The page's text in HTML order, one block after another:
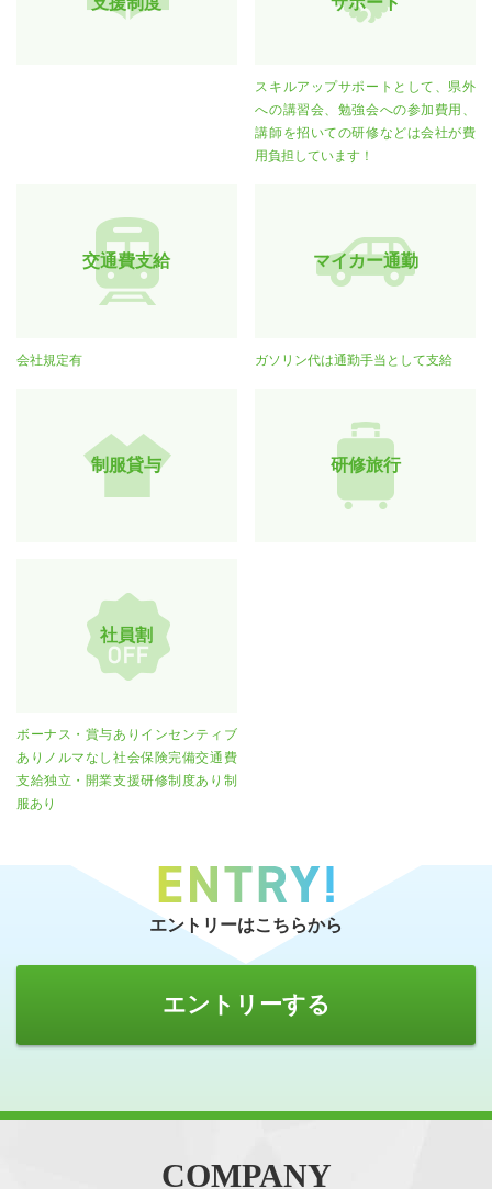
スキルアップサポートとして、県外
への講習会、勉強会への参加費用、
講師を招いての研修などは会社が費
用負担しています！
交通費支給
会社規定有
マイカー通勤
ガソリン代は通勤手当として支給
制服貸与 研修旅行
社員割
ボーナス・賞与ありインセンティブ
ありノルマなし社会保険完備交通費
支給独立・開業支援研修制度あり制
服あり
エントリーはこちらから
エントリーする
COMPANY